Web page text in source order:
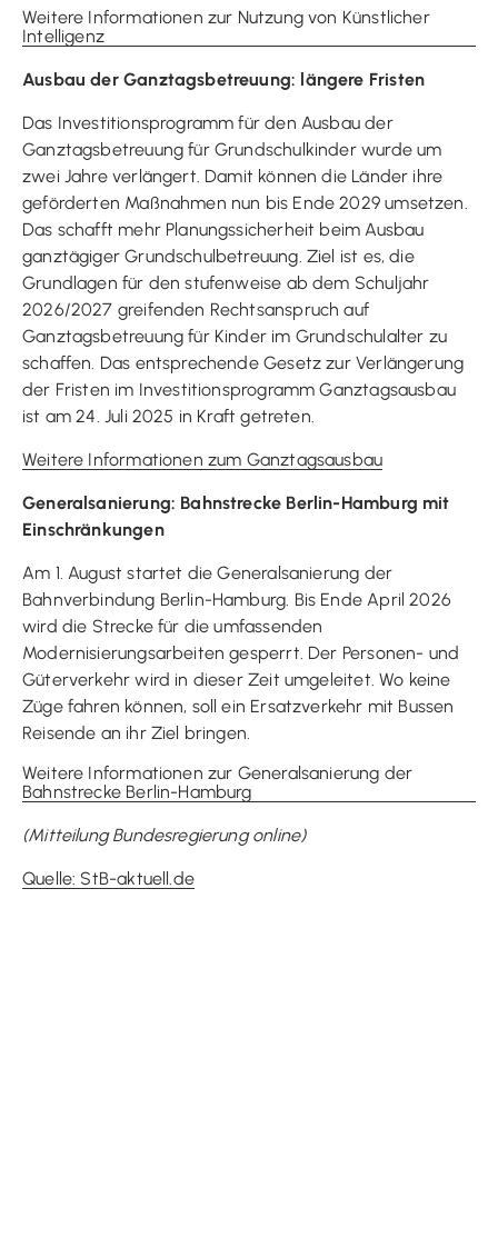
Weitere Informationen zur Nutzung von Künstlicher
Intelligenz
Ausbau der Ganztagsbetreuung: längere Fristen
Das Investitionsprogramm für den Ausbau der
Ganztagsbetreuung für Grundschulkinder wurde um
zwei Jahre verlängert. Damit können die Länder ihre
geförderten Maßnahmen nun bis Ende 2029 umsetzen.
Das schafft mehr Planungssicherheit beim Ausbau
ganztägiger Grundschulbetreuung. Ziel ist es, die
Grundlagen für den stufenweise ab dem Schuljahr
2026/2027 greifenden Rechtsanspruch auf
Ganztagsbetreuung für Kinder im Grundschulalter zu
schaffen. Das entsprechende Gesetz zur Verlängerung
der Fristen im Investitionsprogramm Ganztagsausbau
ist am 24. Juli 2025 in Kraft getreten.
Weitere Informationen zum Ganztagsausbau
Generalsanierung: Bahnstrecke Berlin-Hamburg mit
Einschränkungen
Am 1. August startet die Generalsanierung der
Bahnverbindung Berlin-Hamburg. Bis Ende April 2026
wird die Strecke für die umfassenden
Modernisierungsarbeiten gesperrt. Der Personen- und
Güterverkehr wird in dieser Zeit umgeleitet. Wo keine
Züge fahren können, soll ein Ersatzverkehr mit Bussen
Reisende an ihr Ziel bringen.
Weitere Informationen zur Generalsanierung der
Bahnstrecke Berlin-Hamburg
(Mitteilung Bundesregierung online)
Quelle: StB-aktuell.de